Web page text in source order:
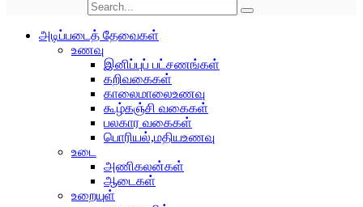
அடிப்படைத் தேவைகள்
உணவு
இனிப்புப் பட்சணங்கள்
கறிவகைகள்
காலைமாலைஉணவு
கூழ்கஞ்சி வகைகள்
பலகார வகைகள்
பொரியல்,மதியஉணவு
உடை
அணிகலன்கள்
ஆடைகள்
உறையுள்